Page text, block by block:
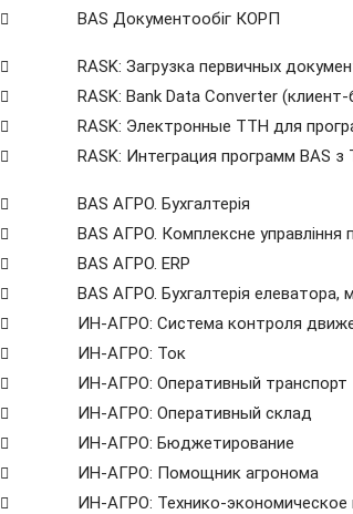
BAS Документообіг КОРП
RASK: Загрузка первичных
RASK: Bank Data Сonverter (клиент-
RASK: Электронные ТТН для
RASK: Интеграция программ BAS
BAS АГРО. Бухгалтерія
BAS АГРО. Комплексне управління
BAS АГРО. ERP
BAS АГРО. Бухгалтерія елеватора,
ИН-АГРО: Система контроля
ИН-АГРО: Ток
ИН-АГРО: Оперативный транспорт
ИН-АГРО: Оперативный склад
ИН-АГРО: Бюджетирование
ИН-АГРО: Помощник агронома
ИН-АГРО: Технико-экономическое